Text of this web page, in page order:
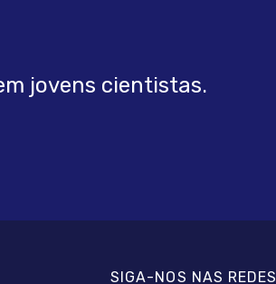
jovens cientistas.
SIGA-NOS NAS REDES